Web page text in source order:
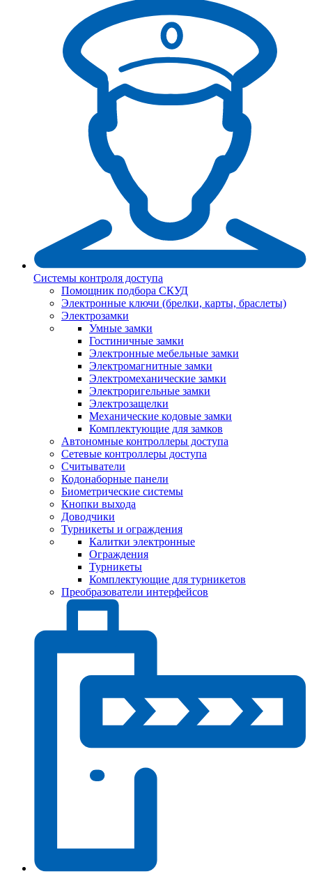
Системы контроля доступа
Помощник подбора СКУД
Электронные ключи (брелки, карты, браслеты)
Электрозамки
Умные замки
Гостиничные замки
Электронные мебельные замки
Электромагнитные замки
Электромеханические замки
Электроригельные замки
Электрозащелки
Механические кодовые замки
Комплектующие для замков
Автономные контроллеры доступа
Сетевые контроллеры доступа
Считыватели
Кодонаборные панели
Биометрические системы
Кнопки выхода
Доводчики
Турникеты и ограждения
Калитки электронные
Ограждения
Турникеты
Комплектующие для турникетов
Преобразователи интерфейсов